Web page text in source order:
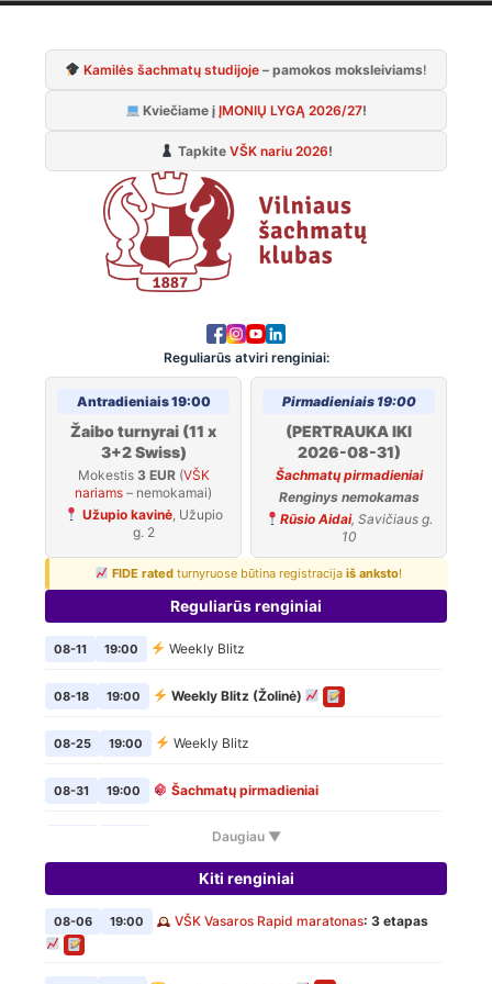
Reguliarūs atviri renginiai:
Antradieniais 19:00
Žaibo turnyrai (11 x
3+2 Swiss)
Mokestis 3 EUR(VŠK
nariams – nemokamai)
Užupio kavinė, Užupio
g. 2
Pirmadieniais 19:00
(PERTRAUKA IKI
2026-08-31)
Šachmatų pirmadieniai
Renginys nemokamas
Rūsio Aidai, Savičiaus g.
10
Kamilės šachmatų studijoje– pamokos moksleiviams!
Kviečiame įĮMONIŲ LYGĄ 2026/27!
Tapkite VŠK nariu 2026!
FIDE ratedturnyruose būtina registracija iš anksto!
Reguliarūs renginiai
08-11 19:00 Weekly Blitz
08-18 19:00 Weekly Blitz (Žolinė)
08-25 19:00 Weekly Blitz
08-31 19:00 Šachmatų pirmadieniai
Weekly Blitz
Šachmatų pirmadieniai
09-08 Weekly Blitz
Šachmatų pirmadieniai
Daugiau ▼
Kiti renginiai
08-06 19:00 VŠK Vasaros Rapid maratonas: 3 etapas